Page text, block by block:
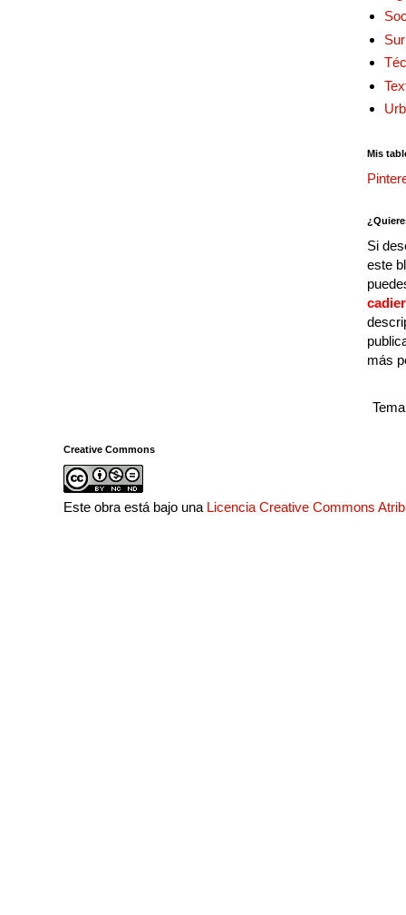
Mis
Si
este
más
Creative Commons
Este obra está bajo una Licencia Creative Commons